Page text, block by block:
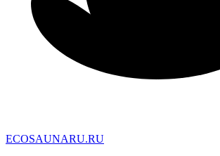
ECOSAUNARU.RU